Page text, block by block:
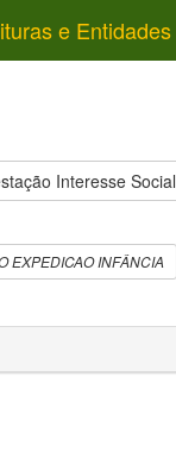
e Entidades
Interesse Social
EXPEDICAO INFÂNCIA